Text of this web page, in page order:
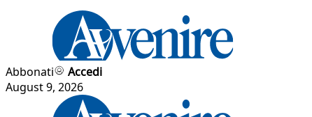
Abbonati
Accedi
August 9, 2026